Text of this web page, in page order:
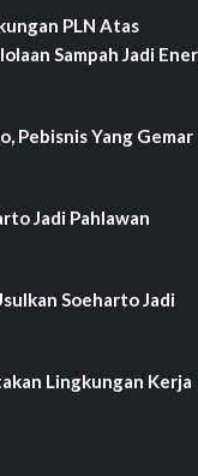
PLN Atas
Sampah Jadi
Pebisnis Yang Gemar
Jadi Pahlawan
Soeharto Jadi
Lingkungan Kerja